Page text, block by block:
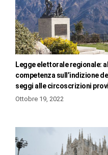
Legge elettorale regionale:
competenza sull’indizione
seggi alle circoscrizioni
Ottobre 19, 2022